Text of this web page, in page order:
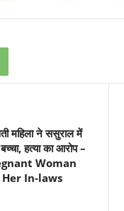
महिला ने ससुराल में
हत्या का आरोप –
Woman
In-laws